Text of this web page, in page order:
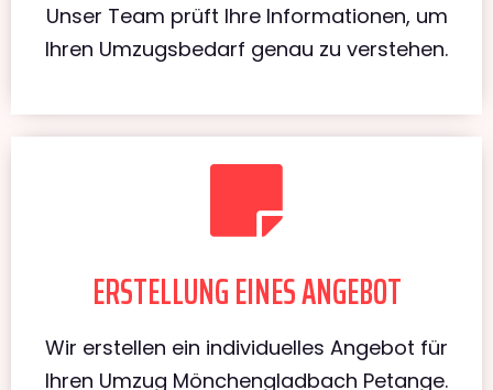
Unser Team prüft Ihre Informationen, um
Ihren Umzugsbedarf genau zu verstehen.
ERSTELLUNG EINES ANGEBOT
Wir erstellen ein individuelles Angebot für
Ihren Umzug Mönchengladbach Petange.